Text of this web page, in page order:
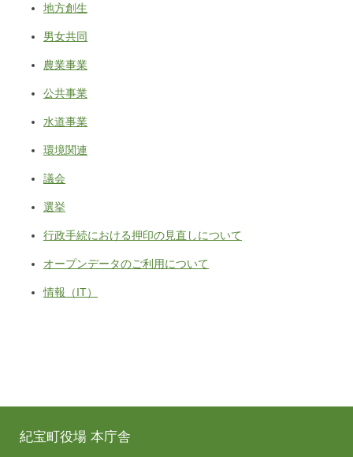
地方創生
男女共同
農業事業
公共事業
水道事業
環境関連
議会
選挙
行政手続における押印の見直しについて
オープンデータのご利用について
情報（IT）
紀宝町役場 本庁舎